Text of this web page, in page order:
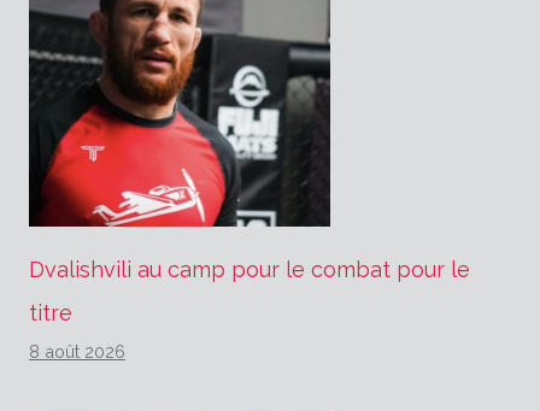
Dvalishvili au camp pour le combat pour le
titre
8 août 2026